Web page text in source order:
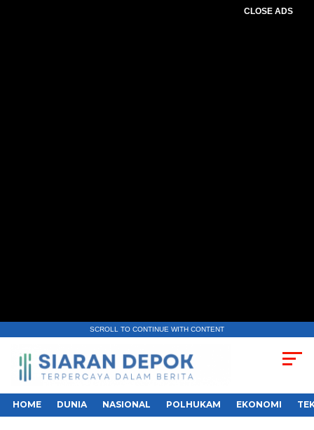
CLOSE ADS
SCROLL TO CONTINUE WITH CONTENT
HOME DUNIA NASIONAL POLHUKAM EKONOMI